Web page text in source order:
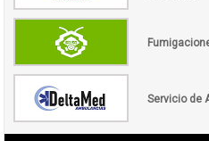
Servicio de